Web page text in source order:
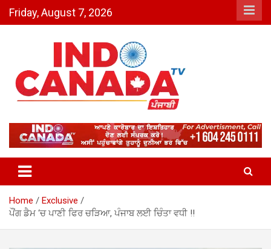
Friday, August 7, 2026
Indo Canada TV – The Most
Active India-Canada News
Channel
Home
Exclusive
ਪੌਂਗ ਡੈਮ ‘ਚ ਪਾਣੀ ਫਿਰ ਚੜਿਆ, ਪੰਜਾਬ ਲਈ ਚਿੰਤਾ ਵਧੀ !!